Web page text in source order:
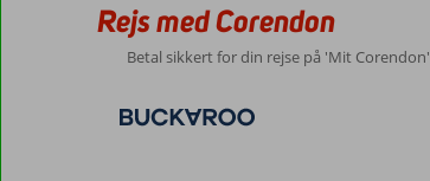
Rejs med Corendon
Betal sikkert for din rejse på 'Mit Corendon'